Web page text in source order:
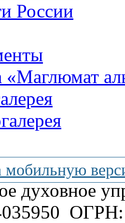
России
«Маглюмат
мобильную
духовное
ОГРН: